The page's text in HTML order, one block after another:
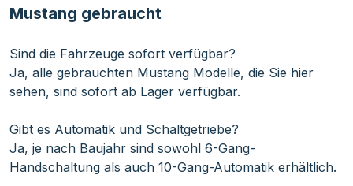
Mustang gebraucht
Sind die Fahrzeuge sofort verfügbar?
Ja, alle gebrauchten Mustang Modelle, die Sie hier
sehen, sind sofort ab Lager verfügbar.
Gibt es Automatik und Schaltgetriebe?
Ja, je nach Baujahr sind sowohl 6-Gang-
Handschaltung als auch 10-Gang-Automatik erhältlich.